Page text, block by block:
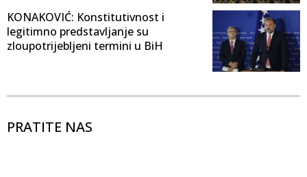
KONAKOVIĆ: Konstitutivnost i
legitimno predstavljanje su
zloupotrijebljeni termini u BiH
PRATITE NAS